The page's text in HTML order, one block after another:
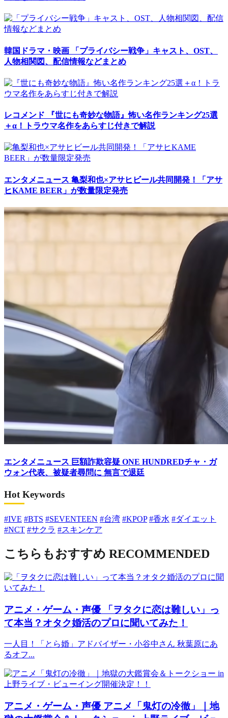
韓国ドラマ・映画 「プライバシー戦争」キャスト、OST、
人物相関図、配信情報などまとめ
レコメンド 『世にも奇妙な物語』怖い名作ランキング25選
＋α！トラウマ名作をあらすじ付きで解説
エンタメニュース 亀梨和也×アサヒビール共同開発！「アサ
ヒKAME BEER」が数量限定発売
エンタメニュース 巨額詐欺容疑 ONE HUNDREDチャ・ガ
ウォン代表、被疑者尋問に 無言で退廷
Hot Keywords
#IVE #BTS #SEVENTEEN #台湾 #KPOP #香水 #ダイエット
#NCT #サクラ #スキンケア
こちらもおすすめ RECOMMENDED
アニメ・ゲーム・声優 「ヲタクに恋は難しい」っ
て本当？オタク婚活のプロに聞いてみた！
一人目！「とら婚」アドバイザー・小谷中さん 秋葉原にあ
るオフ...
アニメ・ゲーム・声優 アニメ「鬼灯の冷徹」｜地